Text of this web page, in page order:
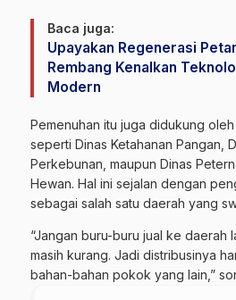
Baca juga:
Upayakan Regenerasi
Rembang Kenalkan
Modern
Pemenuhan itu juga didukung oleh
seperti Dinas Ketahanan Pangan,
Perkebunan, maupun Dinas
Hewan. Hal ini sejalan dengan
sebagai salah satu daerah yang
“Jangan buru-buru jual ke daerah
masih kurang. Jadi distribusinya
bahan-bahan pokok yang lain,”